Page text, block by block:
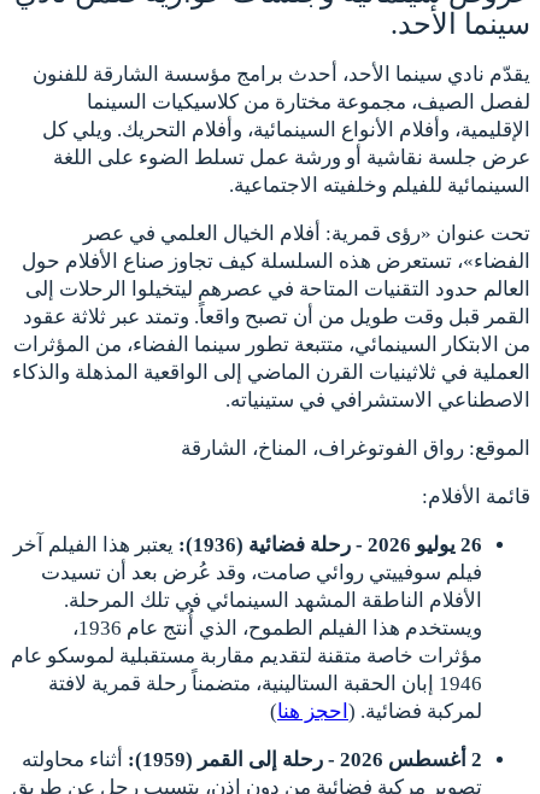
سينما الأحد.
يقدّم نادي سينما الأحد، أحدث برامج مؤسسة الشارقة للفنون
لفصل الصيف، مجموعة مختارة من كلاسيكيات السينما
الإقليمية، وأفلام الأنواع السينمائية، وأفلام التحريك. ويلي كل
عرض جلسة نقاشية أو ورشة عمل تسلط الضوء على اللغة
السينمائية للفيلم وخلفيته الاجتماعية.
تحت عنوان «رؤى قمرية: أفلام الخيال العلمي في عصر
الفضاء»، تستعرض هذه السلسلة كيف تجاوز صناع الأفلام حول
العالم حدود التقنيات المتاحة في عصرهم ليتخيلوا الرحلات إلى
القمر قبل وقت طويل من أن تصبح واقعاً. وتمتد عبر ثلاثة عقود
من الابتكار السينمائي، متتبعة تطور سينما الفضاء، من المؤثرات
العملية في ثلاثينيات القرن الماضي إلى الواقعية المذهلة والذكاء
الاصطناعي الاستشرافي في ستينياته.
الموقع: رواق الفوتوغراف، المناخ، الشارقة
قائمة الأفلام:
26 يوليو 2026 - رحلة فضائية (1936):
يعتبر هذا الفيلم آخر
فيلم سوفييتي روائي صامت، وقد عُرض بعد أن تسيدت
الأفلام الناطقة المشهد السينمائي في تلك المرحلة.
ويستخدم هذا الفيلم الطموح، الذي أُنتج عام 1936،
مؤثرات خاصة متقنة لتقديم مقاربة مستقبلية لموسكو عام
1946 إبان الحقبة الستالينية، متضمناً رحلة قمرية لافتة
لمركبة فضائية. ( احجز هنا)
2 أغسطس 2026 - رحلة إلى القمر (1959):
أثناء محاولته
تصوير مركبة فضائية من دون إذن، يتسبب رجل عن طريق